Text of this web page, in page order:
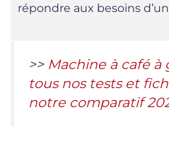
répondre aux besoins
>> Machine à café à
tous nos tests et
notre comparatif